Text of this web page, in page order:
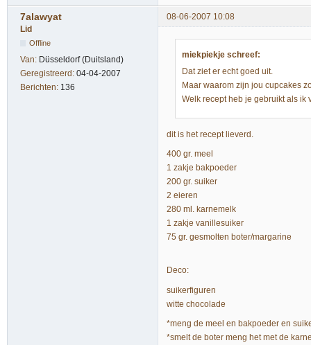
7alawyat
08-06-2007 10:08
Lid
Offline
Van: Düsseldorf (Duitsland)
Geregistreerd: 04-04-2007
Berichten: 136
miekpiekje schreef:
Dat ziet er echt goed uit.
Maar waarom zijn jou cupcakes
Welk recept heb je gebruikt als ik
dit is het recept lieverd.
400 gr. meel
1 zakje bakpoeder
200 gr. suiker
2 eieren
280 ml. karnemelk
1 zakje vanillesuiker
75 gr. gesmolten boter/margarine
Deco:
suikerfiguren
witte chocolade
*meng de meel en bakpoeder en
*smelt de boter meng het met de